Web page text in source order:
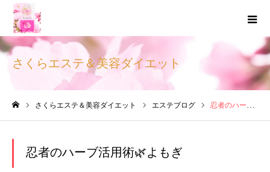
さくらエステ＆美容ダイエット
さくらエステ＆美容ダイエット エステブログ 忍者のハーブ活用術🌿よもぎ
忍者のハーブ活用術🌿よもぎ